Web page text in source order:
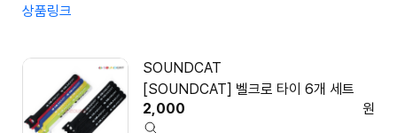
상품링크
SOUNDCAT
[SOUNDCAT] 벨크로 타이 6개 세트
2,000
원